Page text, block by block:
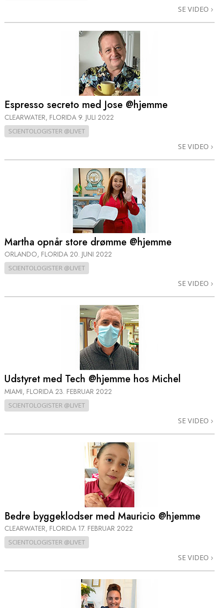
SE VIDEO
Espresso secreto med Jose @hjemme
CLEARWATER, FLORIDA 9. JULI 2022
SCIENTOLOGISTER @LIVET
SE VIDEO
Martha opnår store drømme @hjemme
ORLANDO, FLORIDA 20. JUNI 2022
SCIENTOLOGISTER @LIVET
SE VIDEO
Udstyret med Tech @hjemme hos Michel
MIAMI, FLORIDA 23. FEBRUAR 2022
SCIENTOLOGISTER @LIVET
SE VIDEO
Bedre byggeklodser med Mauricio @hjemme
CLEARWATER, FLORIDA 17. FEBRUAR 2022
SCIENTOLOGISTER @LIVET
SE VIDEO